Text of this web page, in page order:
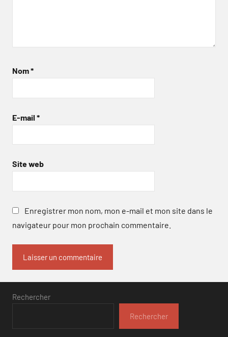
Nom*
E-mail *
Site web
Enregistrer mon nom, mon e-mail et mon site dans le
navigateur pour mon prochain commentaire.
Rechercher
Rechercher